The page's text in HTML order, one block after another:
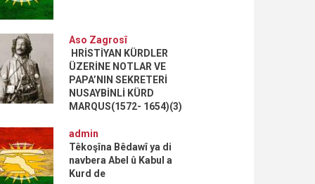
Aso Zagrosî
HRİSTİYAN KÜRDLER
ÜZERİNE NOTLAR VE
PAPA’NIN SEKRETERİ
NUSAYBİNLİ KÜRD
MARQUS(1572- 1654)(3)
admin
Têkoşîna Bêdawî ya di
navbera Abel û Kabul a
Kurd de